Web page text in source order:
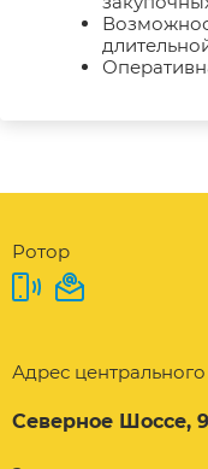
Ротор
Адрес
Северное Шоссе,